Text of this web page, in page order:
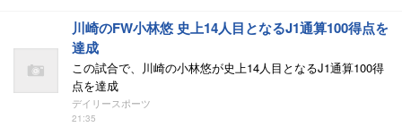
川崎のFW小林悠 史上14人目となるJ1通算100得点を
達成
この試合で、川崎の小林悠が史上14人目となるJ1通算100得
点を達成
デイリースポーツ
21:35